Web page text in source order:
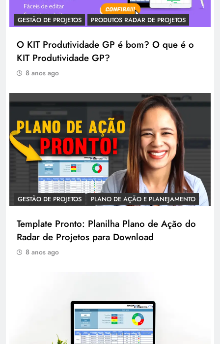
GESTÃO DE PROJETOS PRODUTOS RADAR DE PROJETOS
O KIT Produtividade GP é bom? O que é o
KIT Produtividade GP?
8 anos ago
GESTÃO DE PROJETOS PLANO DE AÇÃO E PLANEJAMENTO
Template Pronto: Planilha Plano de Ação do
Radar de Projetos para Download
8 anos ago